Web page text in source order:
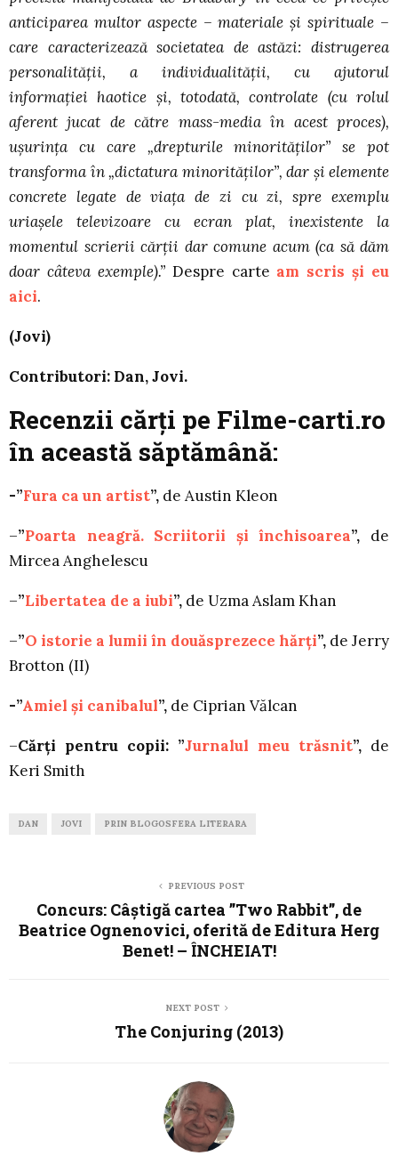
anticiparea multor aspecte – materiale şi spirituale –
care caracterizează societatea de astăzi: distrugerea
personalităţii, a individualităţii, cu ajutorul
informaţiei haotice şi, totodată, controlate (cu rolul
aferent jucat de către mass-media în acest proces),
uşurinţa cu care „drepturile minorităţilor” se pot
transforma în „dictatura minorităţilor”, dar şi elemente
concrete legate de viaţa de zi cu zi, spre exemplu
uriaşele televizoare cu ecran plat, inexistente la
momentul scrierii cărţii dar comune acum (ca să dăm
doar câteva exemple).” Despre carte am scris și eu
aici.
(Jovi)
Contributori: Dan, Jovi.
Recenzii cărţi pe Filme-carti.ro
în această săptămână:
-”Fura ca un artist”, de Austin Kleon
–”Poarta neagră. Scriitorii și închisoarea”, de
Mircea Anghelescu
–”Libertatea de a iubi”, de Uzma Aslam Khan
–”O istorie a lumii în douăsprezece hărți”, de Jerry
Brotton (II)
-”Amiel și canibalul”, de Ciprian Vălcan
–Cărți pentru copii: ”Jurnalul meu trăsnit”, de
Keri Smith
DAN JOVI PRIN BLOGOSFERA LITERARA
PREVIOUS POST
Concurs: Câștigă cartea ”Two Rabbit”, de
Beatrice Ognenovici, oferită de Editura Herg
Benet! – ÎNCHEIAT!
NEXT POST
The Conjuring (2013)